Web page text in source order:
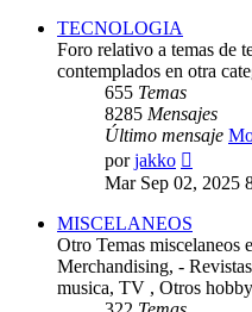
TECNOLOGIA
Foro relativo a temas de
contemplados en otra
655 Temas
8285 Mensajes
Último mensaje
porjakko
último
Mar Sep 02, 2025
MISCELANEOS
Otro Temas miscelaneos
Merchandising, -
musica, TV , Otros